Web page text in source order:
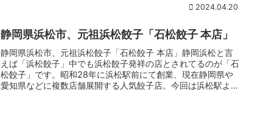
2024.04.20
静岡県浜松市、元祖浜松餃子「石松餃子 本店」
静岡県浜松市、元祖浜松餃子「石松餃子 本店」静岡浜松と言
えば「浜松餃子」中でも浜松餃子発祥の店とされてるのが「石
松餃子」です。昭和28年に浜松駅前にて創業、現在静岡県や
愛知県などに複数店舗展開する人気餃子店。今回は浜松駅より